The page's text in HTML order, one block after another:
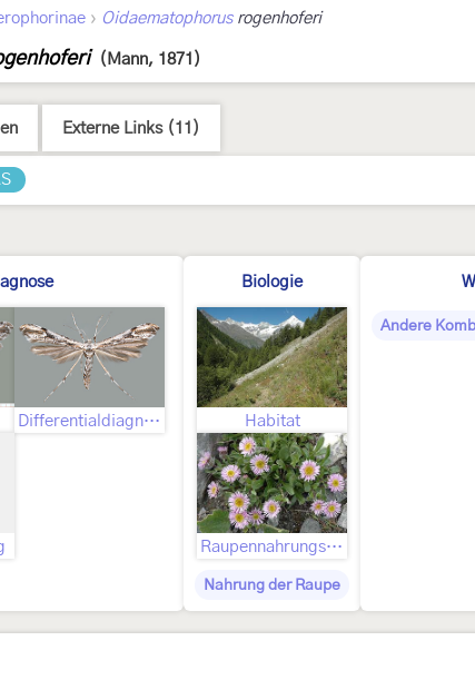
› Oidaematophorusrogenhoferi
(Mann, 1871)
Externe Links (11)
Differentialdiagnose
Biologie
Habitat
Raupennahrungspflanzen
Nahrung der Raupe
Andere